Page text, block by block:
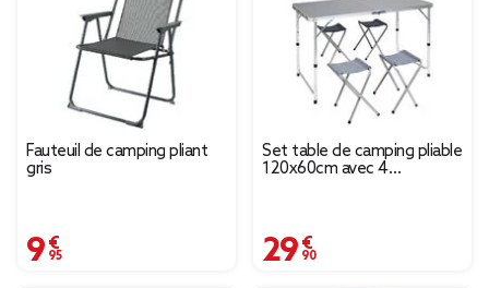
Fauteuil de camping pliant
gris
9,95 €
Set table de camping pliable
120x60cm avec 4
29,90 €